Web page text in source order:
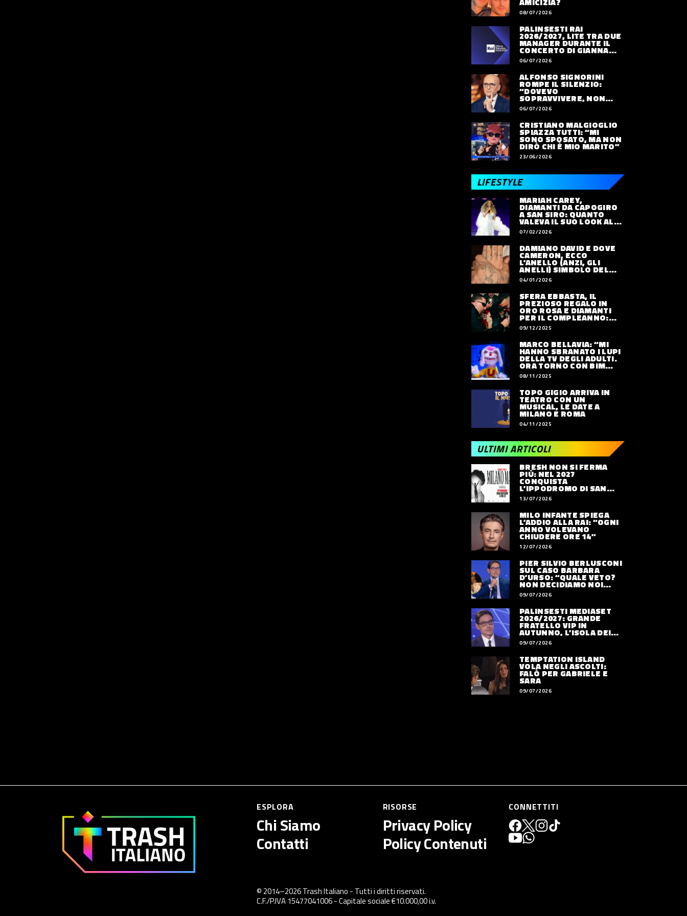
08/07/2026
PALINSESTI RAI
2026/2027, LITE TRA DUE
MANAGER DURANTE IL
CONCERTO DI GIANNA
NANNINI
06/07/2026
ALFONSO SIGNORINI
ROMPE IL SILENZIO:
“DOVEVO
SOPRAVVIVERE, NON
VIVERE”
06/07/2026
CRISTIANO MALGIOGLIO
SPIAZZA TUTTI: “MI
SONO SPOSATO, MA NON
DIRÒ CHI È MIO MARITO”
23/06/2026
LIFESTYLE
MARIAH CAREY,
DIAMANTI DA CAPOGIRO
A SAN SIRO: QUANTO
VALEVA IL SUO LOOK ALLE
OLIMPIADI
07/02/2026
DAMIANO DAVID E DOVE
CAMERON, ECCO
L’ANELLO (ANZI, GLI
ANELLI) SIMBOLO DEL
LORO AMORE
04/01/2026
SFERA EBBASTA, IL
PREZIOSO REGALO IN
ORO ROSA E DIAMANTI
PER IL COMPLEANNO:
QUANTO VALE
09/12/2025
MARCO BELLAVIA: “MI
HANNO SBRANATO I LUPI
DELLA TV DEGLI ADULTI.
ORA TORNO CON BIM
BUM BAM PARTY”
08/11/2025
TOPO GIGIO ARRIVA IN
TEATRO CON UN
MUSICAL, LE DATE A
MILANO E ROMA
04/11/2025
ULTIMI ARTICOLI
BRESH NON SI FERMA
PIÙ: NEL 2027
CONQUISTA
L’IPPODROMO DI SAN
SIRO CON “MILANO
MAREA”
13/07/2026
MILO INFANTE SPIEGA
L’ADDIO ALLA RAI: “OGNI
ANNO VOLEVANO
CHIUDERE ORE 14”
12/07/2026
PIER SILVIO BERLUSCONI
SUL CASO BARBARA
D’URSO: “QUALE VETO?
NON DECIDIAMO NOI
DOVE LAVORERÀ”
09/07/2026
PALINSESTI MEDIASET
2026/2027: GRANDE
FRATELLO VIP IN
AUTUNNO, L’ISOLA DEI
FAMOSI SLITTA AL 2027
09/07/2026
TEMPTATION ISLAND
VOLA NEGLI ASCOLTI:
FALÒ PER GABRIELE E
SARA
09/07/2026
ESPLORA
Chi Siamo
Contatti
RISORSE
Privacy Policy
Policy Contenuti
CONNETTITI
© 2014–2026Trash Italiano - Tutti i diritti riservati.
C.F./P.IVA 15477041006 - Capitale sociale €10.000,00 i.v.